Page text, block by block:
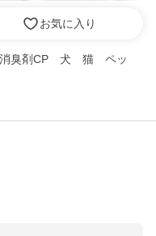
お気に入り
消臭剤CP 犬 猫 ペッ